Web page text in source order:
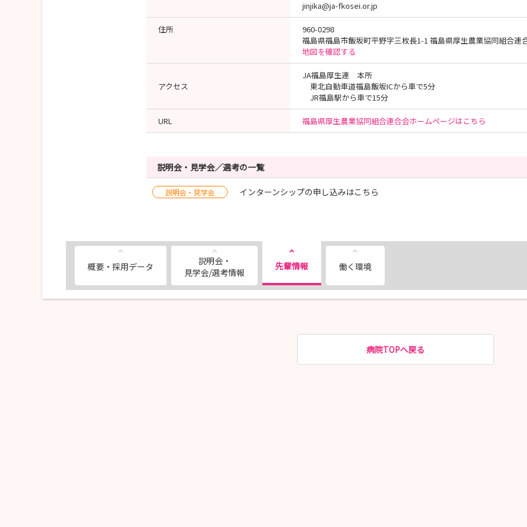
jinjika@ja-fkosei.or.jp
住所
960-0298
福島県福島市飯坂町平野字三枚長1-1 福島県厚生農業協同組合連
地図を確認する
アクセス
JA福島厚生連 本所
東北自動車道福島飯坂ICから車で5分
JR福島駅から車で15分
URL 福島県厚生農業協同組合連合会ホームページはこちら
説明会・見学会／選考の一覧
説明会・見学会 インターンシップの申し込みはこちら
概要・採用データ
説明会・
見学会/選考情報
先輩情報 働く環境
病院TOPへ戻る